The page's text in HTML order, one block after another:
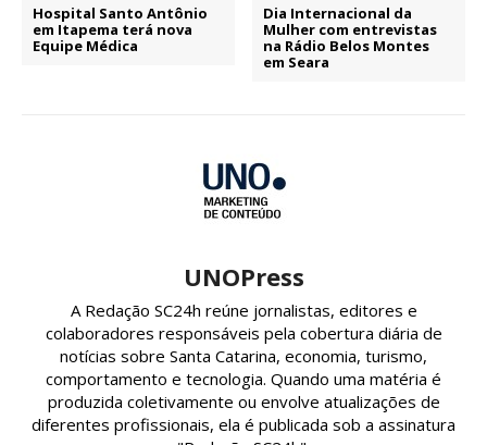
Hospital Santo Antônio
em Itapema terá nova
Equipe Médica
Dia Internacional da
Mulher com entrevistas
na Rádio Belos Montes
em Seara
UNOPress
A Redação SC24h reúne jornalistas, editores e
colaboradores responsáveis pela cobertura diária de
notícias sobre Santa Catarina, economia, turismo,
comportamento e tecnologia. Quando uma matéria é
produzida coletivamente ou envolve atualizações de
diferentes profissionais, ela é publicada sob a assinatura